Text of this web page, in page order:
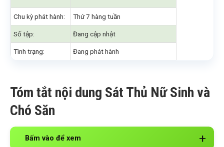
Chu kỳ phát hành: Thứ 7 hàng tuần
Số tập: Đang cập nhật
Tình trạng: Đang phát hành
Tóm tắt nội dung Sát Thủ Nữ Sinh và
Chó Săn
Bấm vào để xem